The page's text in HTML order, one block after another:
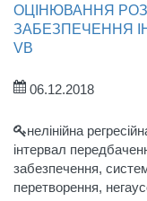
ОЦІНЮВАННЯ
ЗАБЕЗПЕЧЕННЯ
VB
06.12.2018
нелінійна
інтервал
забезпечення,
перетворення,